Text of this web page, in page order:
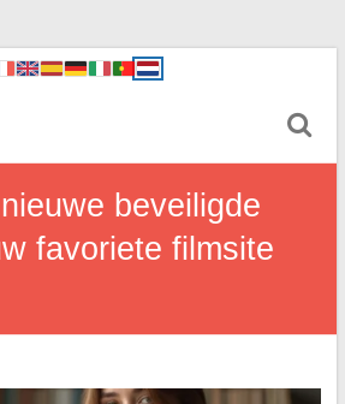
beveiligde
favoriete filmsite